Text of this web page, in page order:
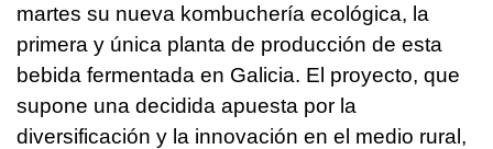
martes su nueva kombuchería ecológica, la
primera y única planta de producción de esta
bebida fermentada en Galicia. El proyecto, que
supone una decidida apuesta por la
diversificación y la innovación en el medio rural,